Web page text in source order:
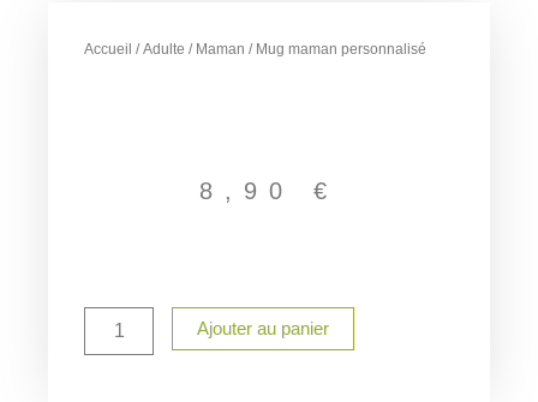
Accueil /Adulte / Maman / Mug maman personnalisé
8,90 €
Ajouter au panier